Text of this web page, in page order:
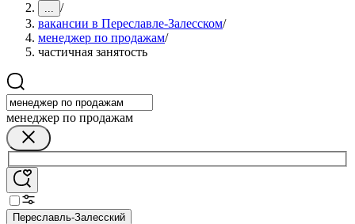
... /
вакансии в Переславле-Залесском/
менеджер по продажам/
частичная занятость
менеджер по продажам
Переславль-Залесский